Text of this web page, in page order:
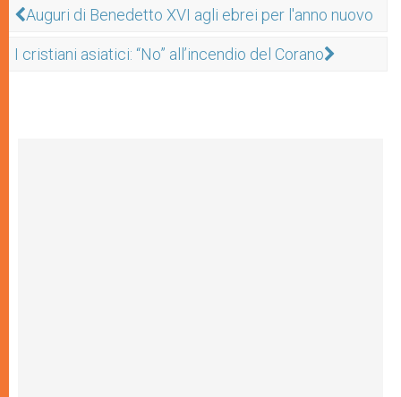
Auguri di Benedetto XVI agli ebrei per l'anno nuovo
I cristiani asiatici: “No” all’incendio del Corano